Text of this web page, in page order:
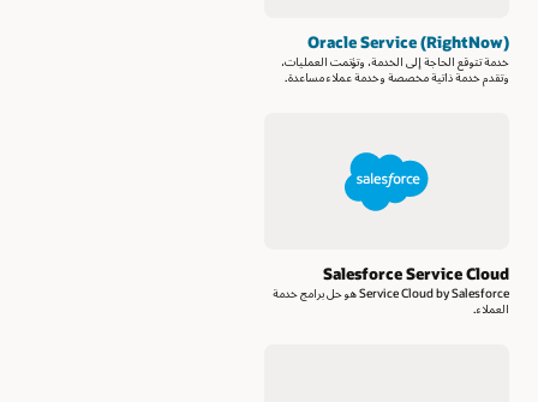
Oracle Service (RightNow)
خدمة تتوقع الحاجة إلى الخدمة، وتؤتمت العمليات،
وتقدم خدمة ذاتية مخصصة وخدمة عملاء مساعدة.
Salesforce Service Cloud
Service Cloud by Salesforce هو حل برامج خدمة
العملاء.